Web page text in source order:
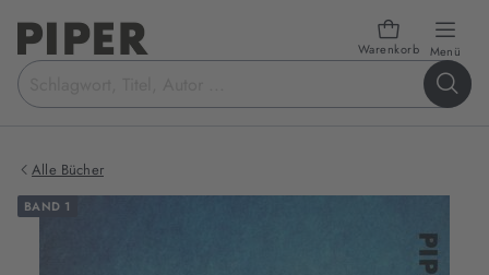
Warenkorb Menü
Suchbegriff
eingeben
Alle Bücher
BAND 1